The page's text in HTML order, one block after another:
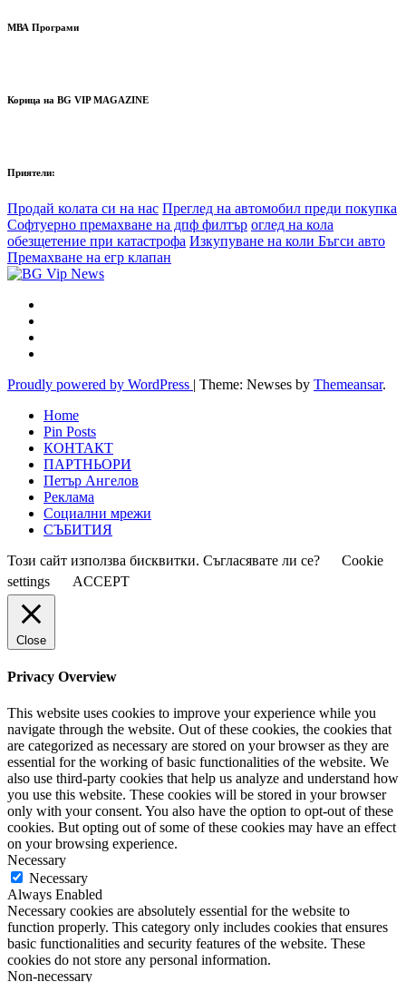
МВА Програми
Корица на BG VIP MAGAZINE
Приятели:
Продай колата си на нас Преглед на автомобил преди покупка
Софтуерно премахване на дпф филтър оглед на кола
обезщетение при катастрофа Изкупуване на коли Бъгси авто
Премахване на егр клапан
Proudly powered by WordPress | Theme: Newses by Themeansar.
Home
Pin Posts
КОНТАКТ
ПАРТНЬОРИ
Петър Ангелов
Реклама
Социални мрежи
СЪБИТИЯ
Този сайт използва бисквитки. Съгласявате ли се?
Cookie
settings
ACCEPT
Close
Privacy Overview
This website uses cookies to improve your experience while you
navigate through the website. Out of these cookies, the cookies that
are categorized as necessary are stored on your browser as they are
essential for the working of basic functionalities of the website. We
also use third-party cookies that help us analyze and understand how
you use this website. These cookies will be stored in your browser
only with your consent. You also have the option to opt-out of these
cookies. But opting out of some of these cookies may have an effect
on your browsing experience.
Necessary
Necessary
Always Enabled
Necessary cookies are absolutely essential for the website to
function properly. This category only includes cookies that ensures
basic functionalities and security features of the website. These
cookies do not store any personal information.
Non-necessary